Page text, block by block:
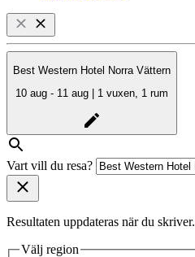
Best Western Hotel Norra Vättern
10 aug - 11 aug | 1 vuxen, 1 rum
Vart vill du resa?
Resultaten uppdateras när du skriver.
Välj region